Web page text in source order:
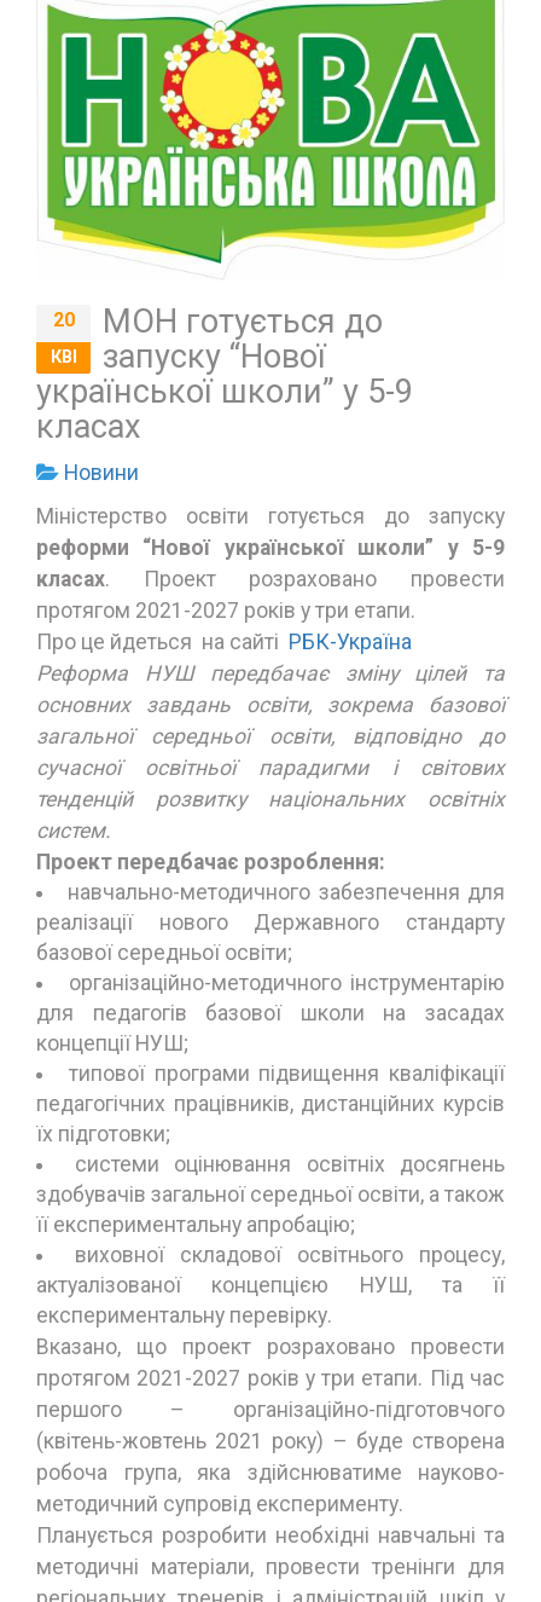
20
КВІ
МОН готується до
запуску “Нової
української школи” у 5-9
класах
Новини
Міністерство освіти готується до запуску
реформи “Нової української школи” у 5-9
класах. Проект розраховано провести
протягом 2021-2027 років у три етапи.
Про це йдеться на сайті РБК-Україна
Реформа НУШ передбачає зміну цілей та
основних завдань освіти, зокрема базової
загальної середньої освіти, відповідно до
сучасної освітньої парадигми і світових
тенденцій розвитку національних освітніх
систем.
Проект передбачає розроблення:
навчально-методичного забезпечення для
реалізації нового Державного стандарту
базової середньої освіти;
організаційно-методичного інструментарію
для педагогів базової школи на засадах
концепції НУШ;
типової програми підвищення кваліфікації
педагогічних працівників, дистанційних курсів
їх підготовки;
системи оцінювання освітніх досягнень
здобувачів загальної середньої освіти, а також
її експериментальну апробацію;
виховної складової освітнього процесу,
актуалізованої концепцією НУШ, та її
експериментальну перевірку.
Вказано, що проект розраховано провести
протягом 2021-2027 років у три етапи. Під час
першого – організаційно-підготовчого
(квітень-жовтень 2021 року) – буде створена
робоча група, яка здійснюватиме науково-
методичний супровід експерименту.
Планується розробити необхідні навчальні та
методичні матеріали, провести тренінги для